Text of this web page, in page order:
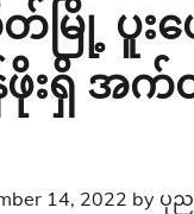
မြို့ ပူးပ
ရှိ အက်တ
14, 2022 by ပုည